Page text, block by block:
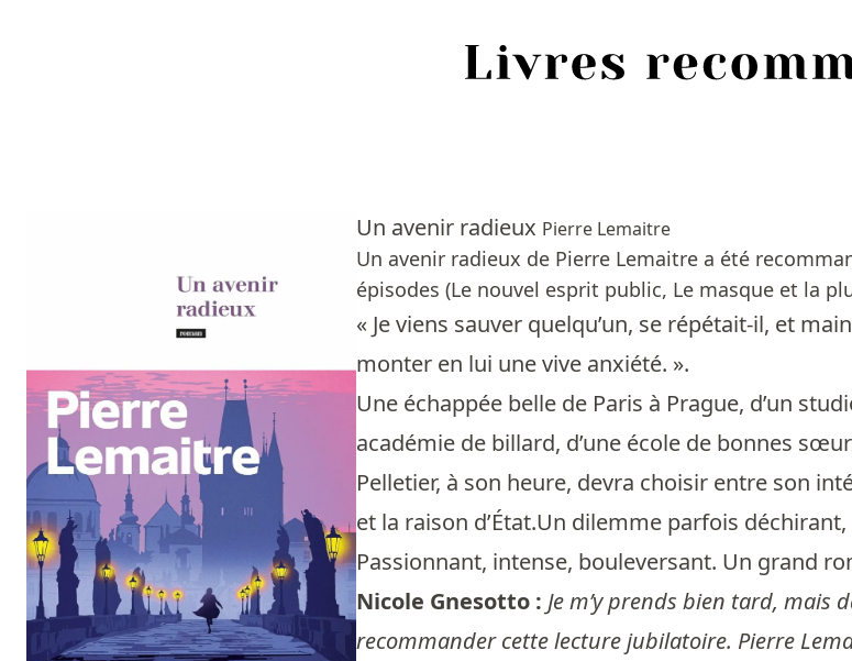
Un avenir radieux Pierre Lemaitre
Un avenir radieux de Pierre Lemaitre a été
épisodes (Le nouvel esprit public, Le masque et la
« Je viens sauver quelqu’un, se répétait-il, et
monter en lui une vive anxiété. ».
Une échappée belle de Paris à Prague, d’un
académie de billard, d’une école de bonnes
Pelletier, à son heure, devra choisir entre son
et la raison d’État.Un dilemme parfois
Passionnant, intense, bouleversant. Un grand
Nicole Gnesotto : Je m’y prends bien tard, mais
recommander cette lecture jubilatoire. Pierre
Personnes
Livres
Livres les plus recommandés
Prix littéraires